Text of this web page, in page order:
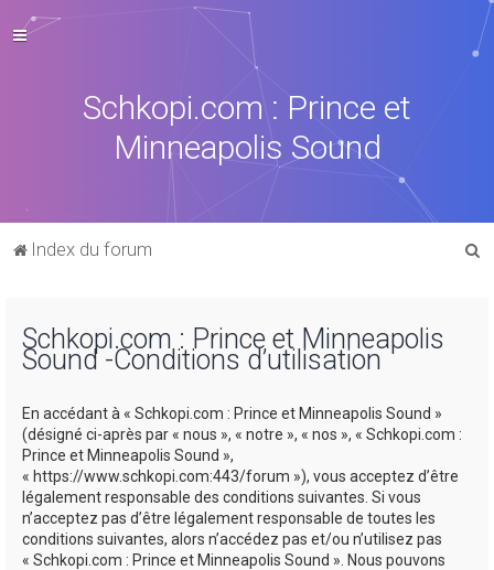
Schkopi.com : Prince et
Minneapolis Sound
Index du forum
Schkopi.com : Prince et Minneapolis
Sound -Conditions d’utilisation
En accédant à « Schkopi.com : Prince et Minneapolis Sound »
(désigné ci-après par « nous », « notre », « nos », « Schkopi.com :
Prince et Minneapolis Sound »,
« https://www.schkopi.com:443/forum »), vous acceptez d’être
légalement responsable des conditions suivantes. Si vous
n’acceptez pas d’être légalement responsable de toutes les
conditions suivantes, alors n’accédez pas et/ou n’utilisez pas
« Schkopi.com : Prince et Minneapolis Sound ». Nous pouvons